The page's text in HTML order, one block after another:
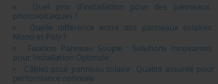
Quel prix d’installation pour des panneaux
photovoltaïques ?
Quelle différence entre des panneaux solaires
Mono et Poly ?
Fixation Panneau Souple : Solutions Innovantes
pour Installation Optimale
Câbles pour panneau solaire : Qualité assurée pour
performance optimale